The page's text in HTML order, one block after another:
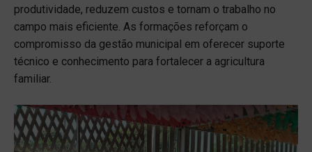
produtividade, reduzem custos e tornam o trabalho no
campo mais eficiente. As formações reforçam o
compromisso da gestão municipal em oferecer suporte
técnico e conhecimento para fortalecer a agricultura
familiar.